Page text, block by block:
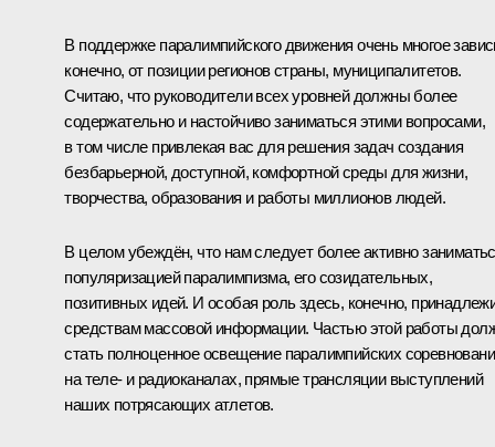
В поддержке паралимпийского движения очень многое
конечно, от позиции регионов страны, муниципалитетов.
Считаю, что руководители всех уровней должны более
содержательно и настойчиво заниматься этими вопросами,
в том числе привлекая вас для решения задач создания
безбарьерной, доступной, комфортной среды для жизни,
творчества, образования и работы миллионов людей.
В целом убеждён, что нам следует более активно
популяризацией паралимпизма, его созидательных,
позитивных идей. И особая роль здесь, конечно,
средствам массовой информации. Частью этой работы
стать полноценное освещение паралимпийских
на теле- и радиоканалах, прямые трансляции выступлений
наших потрясающих атлетов.